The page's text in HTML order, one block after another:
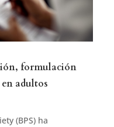
formulación
adultos
(BPS) ha